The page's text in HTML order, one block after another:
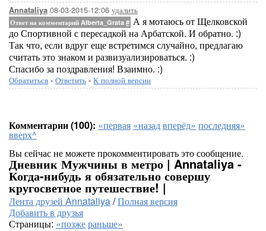
Annataliya 08-03-2015-12:06 удалить
Ответ на комментарий Alberta_Grata # А я мотаюсь от Щелковской
до Спортивной с пересадкой на Арбатской. И обратно. :)
Так что, если вдруг еще встретимся случайно, предлагаю
считать это знаком и развизуализироваться. :)
Спасибо за поздравления! Взаимно. :)
Обратиться - Ответить - К полной версии
Комментарии (100): «первая «назадвперёд» последняя»
вверх^
Вы сейчас не можете прокомментировать это сообщение.
Дневник Мужчины в метро | Annataliya -
Когда-нибудь я обязательно совершу
кругосветное путешествие! |
Лента друзей Annataliya/Полная версия
Добавить в друзья
Страницы: «позжераньше»